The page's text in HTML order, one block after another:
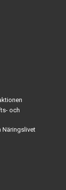
och
Näringslivet